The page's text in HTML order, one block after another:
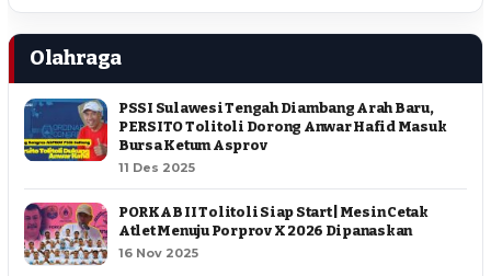
Olahraga
PSSI Sulawesi Tengah Diambang Arah Baru,
PERSITO Tolitoli Dorong Anwar Hafid Masuk
Bursa Ketum Asprov
11 Des 2025
PORKAB II Tolitoli Siap Start | Mesin Cetak
Atlet Menuju Porprov X 2026 Dipanaskan
16 Nov 2025